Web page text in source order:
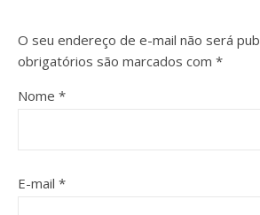
O seu endereço de e-mail não será
obrigatórios são marcados com *
Nome *
E-mail *